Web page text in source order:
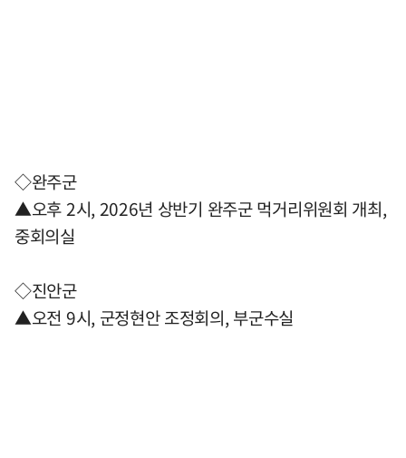
◇완주군
▲오후 2시, 2026년 상반기 완주군 먹거리위원회 개최,
중회의실
◇진안군
▲오전 9시, 군정현안 조정회의, 부군수실